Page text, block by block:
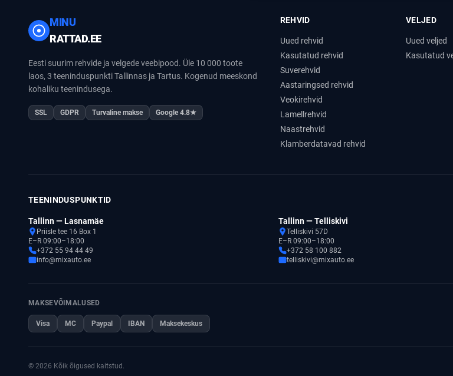
MINU
RATTAD.EE
Eesti suurim rehvide ja velgede veebipood. Üle 10 000 toote
laos, 3 teeninduspunkti Tallinnas ja Tartus. Kogenud meeskond
kohaliku teenindusega.
SSL GDPR Turvaline makse Google 4.8★
REHVID
Uued rehvid
Kasutatud rehvid
Suverehvid
Aastaringsed rehvid
Veokirehvid
Lamellrehvid
Naastrehvid
Klamberdatavad rehvid
VELJED
Uued veljed
Kasutatud
TEENINDUSPUNKTID
Tallinn — Lasnamäe
Priisle tee 16 Box 1
E–R 09:00–18:00
+372 55 94 44 49
info@mixauto.ee
Tallinn — Telliskivi
Telliskivi 57D
E–R 09:00–18:00
+372 58 100 882
telliskivi@mixauto.ee
MAKSEVÕIMALUSED
Visa MC Paypal IBAN Maksekeskus
© 2026 Kõik õigused kaitstud.